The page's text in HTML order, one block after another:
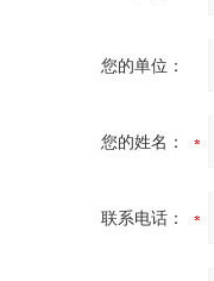
您的单位：
您的姓名：
联系电话：